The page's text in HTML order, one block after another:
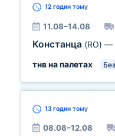
12 годин тому
11.08–14.08
Констанца (RO) —
тнв на палетах
13 годин тому
08.08–12.08